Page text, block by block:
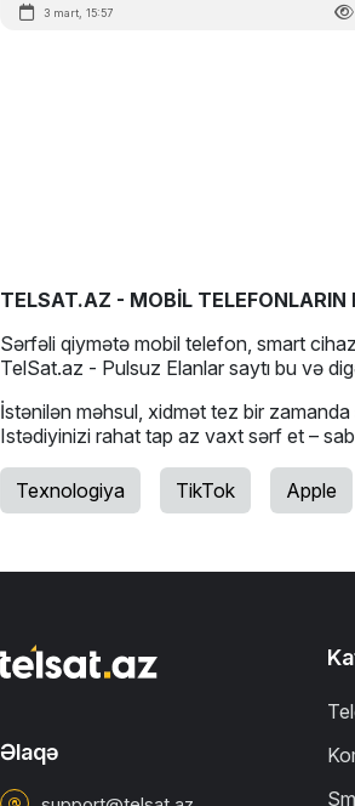
3 mart, 15:57
TELSAT.AZ - MOBİL
Sərfəli qiymətə mobil telefon, smart cihaz
TelSat.az - Pulsuz Elanlar saytı bu və
İstənilən məhsul, xidmət tez bir
Istədiyinizi rahat tap az vaxt sərf et –
Texnologiya TikTok Apple
Əlaqə